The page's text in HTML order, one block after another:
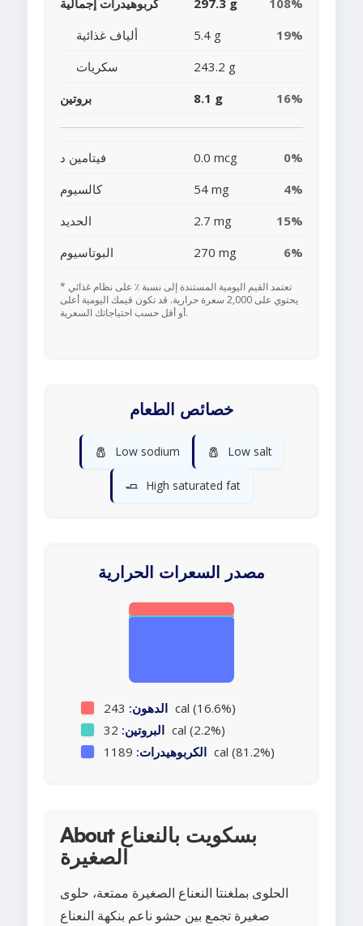
كربوهيدرات إجمالية 297.3 g
108%
ألياف غذائية
5.4 g
19%
سكريات
243.2 g
بروتين
8.1 g 16%
فيتامين د 0.0 mcg
0%
كالسيوم
54 mg
4%
الحديد
2.7 mg
15%
البوتاسيوم
270 mg 6%
* تعتمد القيم اليومية المستندة إلى نسبة ٪ على نظام غذائي
يحتوي على 2,000 سعرة حرارية. قد تكون قيمك اليومية أعلى
أو أقل حسب احتياجاتك السعرية.
خصائص الطعام
🧂 Low sodium 🧂 Low salt
🧈 High saturated fat
مصدر السعرات الحرارية
الدهون: 243 cal (16.6%)
البروتين: 32 cal (2.2%)
الكربوهيدرات: 1189 cal (81.2%)
About بسكويت بالنعناع
الصغيرة
الحلوى بملغنتا النعناع الصغيرة ممتعة، حلوى
صغيرة تجمع بين حشو ناعم بنكهة النعناع